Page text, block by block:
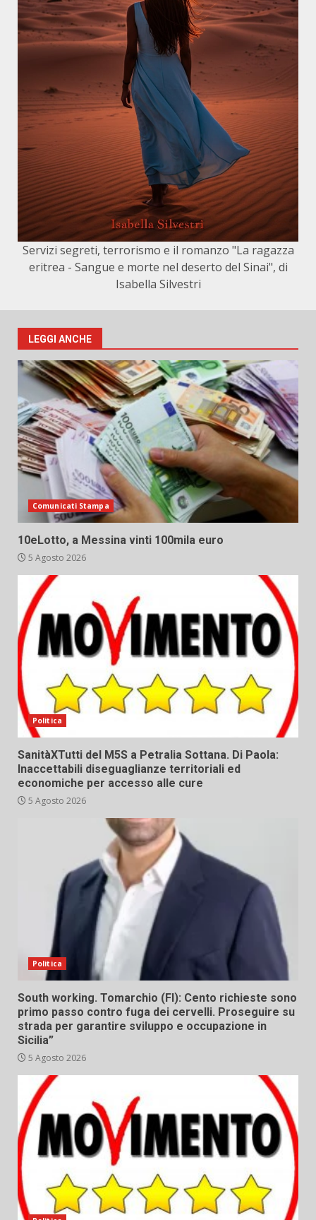
Servizi segreti, terrorismo e il romanzo "La ragazza
eritrea - Sangue e morte nel deserto del Sinai", di
Isabella Silvestri
LEGGI ANCHE
Comunicati Stampa
10eLotto, a Messina vinti 100mila euro
5 Agosto 2026
Politica
SanitàXTutti del M5S a Petralia Sottana. Di Paola:
Inaccettabili diseguaglianze territoriali ed
economiche per accesso alle cure
5 Agosto 2026
Politica
South working. Tomarchio (FI): Cento richieste sono
primo passo contro fuga dei cervelli. Proseguire su
strada per garantire sviluppo e occupazione in
Sicilia”
5 Agosto 2026